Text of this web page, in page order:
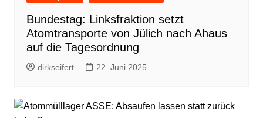
Bundestag: Linksfraktion setzt
Atomtransporte von Jülich nach Ahaus
auf die Tagesordnung
dirkseifert 22. Juni 2025